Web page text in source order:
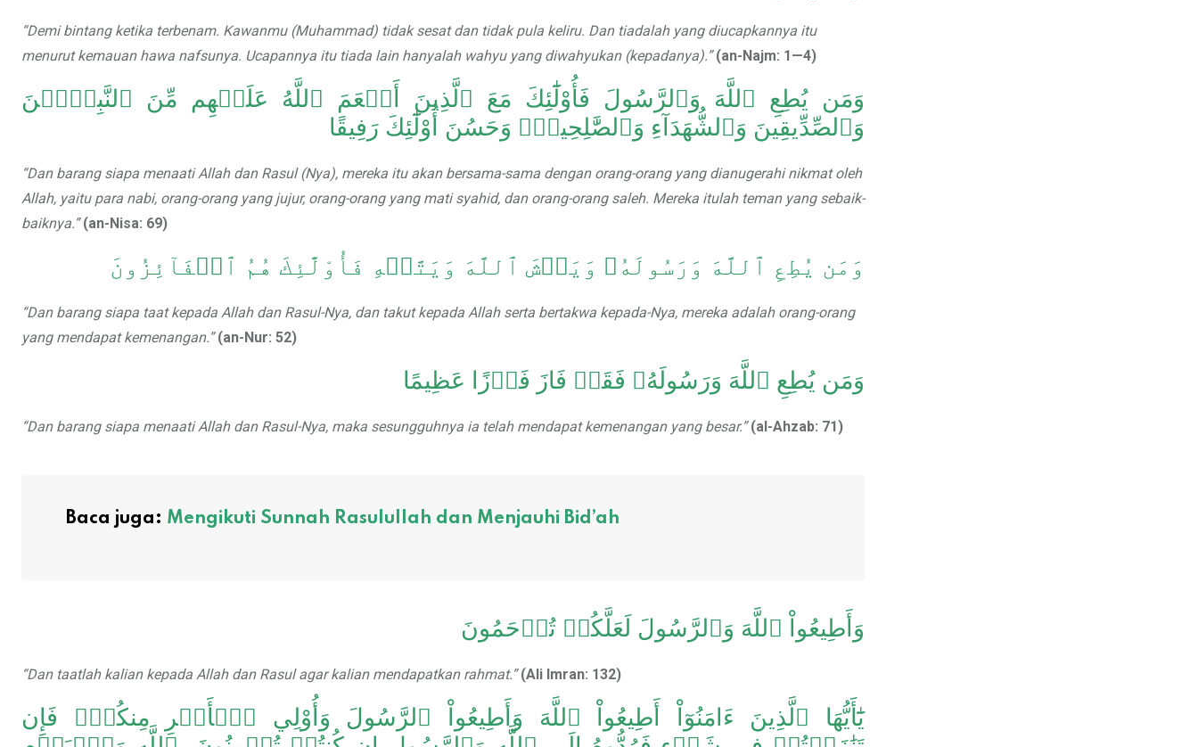
“Demi bintang ketika terbenam. Kawanmu (Muhammad) tidak sesat dan tidak pula keliru. Dan tiadalah yang diucapkannya itu
menurut kemauan hawa nafsunya. Ucapannya itu tiada lain hanyalah wahyu yang diwahyukan (kepadanya).”(an-Najm: 1—4)
وَمَن يُطِعِ ٱللَّهَ وَٱلرَّسُولَ فَأُوْلَٰٓئِكَ مَعَ ٱلَّذِينَ أَنۡعَمَ ٱللَّهُ عَلَيۡهِم مِّنَ ٱلنَّبِيِّ‍ۧنَ
وَٱلصِّدِّيقِينَ وَٱلشُّهَدَآءِ وَٱلصَّٰلِحِينَۚ وَحَسُنَ أُوْلَٰٓئِكَ رَفِيقًا
“Dan barang siapa menaati Allah dan Rasul (Nya), mereka itu akan bersama-sama dengan orang-orang yang dianugerahi nikmat oleh
Allah, yaitu para nabi, orang-orang yang jujur, orang-orang yang mati syahid, dan orang-orang saleh. Mereka itulah teman yang sebaik-
baiknya.”(an-Nisa: 69)
وَمَن يُطِعِ ٱللَّهَ وَرَسُولَهُۥ وَيَخۡشَ ٱللَّهَ وَيَتَّقۡهِ فَأُوْلَٰٓئِكَ هُمُ ٱلۡفَآئِزُونَ
“Dan barang siapa taat kepada Allah dan Rasul-Nya, dan takut kepada Allah serta bertakwa kepada-Nya, mereka adalah orang-orang
yang mendapat kemenangan.”(an-Nur: 52)
وَمَن يُطِعِ ٱللَّهَ وَرَسُولَهُۥ فَقَدۡ فَازَ فَوۡزًا عَظِيمًا
“Dan barang siapa menaati Allah dan Rasul-Nya, maka sesungguhnya ia telah mendapat kemenangan yang besar.”(al-Ahzab: 71)
Baca juga: Mengikuti Sunnah Rasulullah dan Menjauhi Bid’ah
وَأَطِيعُواْ ٱللَّهَ وَٱلرَّسُولَ لَعَلَّكُمۡ تُرۡحَمُونَ
“Dan taatlah kalian kepada Allah dan Rasul agar kalian mendapatkan rahmat.” (Ali Imran: 132)
يَٰٓأَيُّهَا ٱلَّذِينَ ءَامَنُوٓاْ أَطِيعُواْ ٱللَّهَ وَأَطِيعُواْ ٱلرَّسُولَ وَأُوْلِي ٱلۡأَمۡرِ مِنكُمۡۖ فَإِن